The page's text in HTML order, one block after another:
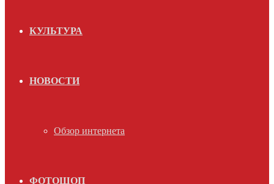
КУЛЬТУРА
НОВОСТИ
Обзор интернета
ФОТОШОП